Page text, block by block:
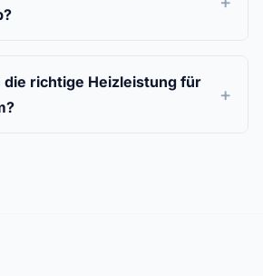
die richtige Heizleistung für